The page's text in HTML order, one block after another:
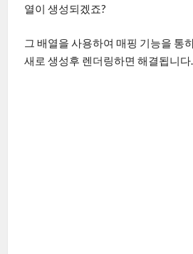
열이 생성되겠죠?
그 배열을 사용하여 매핑 기능을 통
새로 생성후 렌더링하면 해결됩니다.